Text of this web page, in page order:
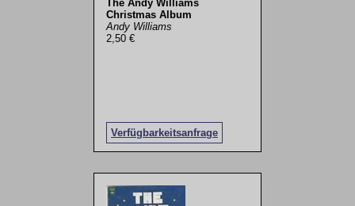
The Andy Williams
Christmas Album
Andy Williams
2,50 €
Verfügbarkeitsanfrage